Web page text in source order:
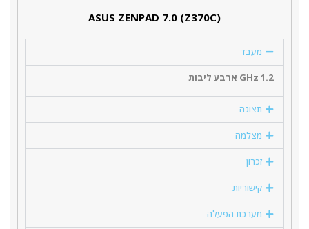
(ASUS ZENPAD 7.0 (Z370C
מעבד
1.2 GHz ארבע ליבות
תצוגה
מצלמה
זכרון
קישוריות
מערכת הפעלה